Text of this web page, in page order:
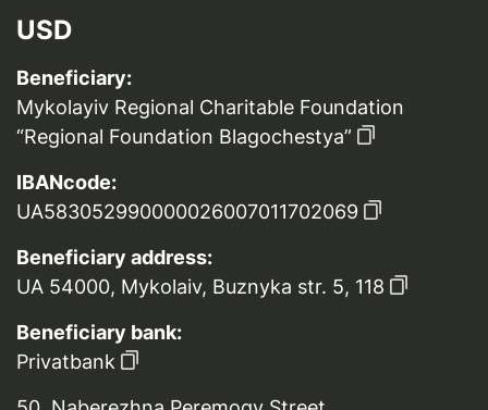
USD
Beneficiary:
Mykolayiv Regional Charitable Foundation
“Regional Foundation Blagochestya”
IBANcode:
UA583052990000026007011702069
Beneficiary address:
UA 54000, Mykolaiv, Buznyka str. 5, 118
Beneficiary bank:
Privatbank